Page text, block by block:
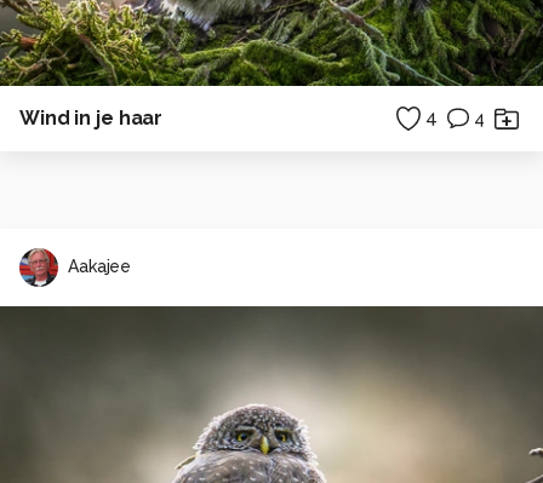
Wind in je haar 4 4
Aakajee